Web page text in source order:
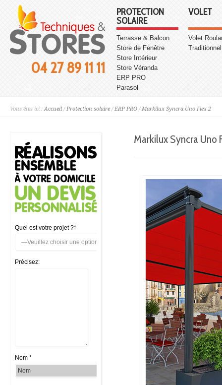
04 27 89 11 11
PROTECTION
SOLAIRE
Terrasse & Balcon
Store de Fenêtre
Store Intérieur
Store Véranda
ERP PRO
Parasol
VOLET
Volet
Traditionnel
Vous êtes ici :Accueil /Protection solaire /ERP PRO /Markilux Syncra Uno Flex 2
Markilux Syncra Uno
Quel est votre projet ?*
Précisez:
Nom *